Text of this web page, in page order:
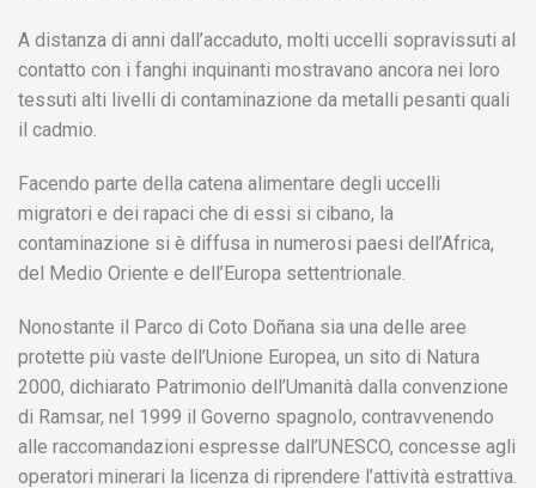
A distanza di anni dall’accaduto, molti uccelli sopravissuti al
contatto con i fanghi inquinanti mostravano ancora nei loro
tessuti alti livelli di contaminazione da metalli pesanti quali
il cadmio.
Facendo parte della catena alimentare degli uccelli
migratori e dei rapaci che di essi si cibano, la
contaminazione si è diffusa in numerosi paesi dell’Africa,
del Medio Oriente e dell’Europa settentrionale.
Nonostante il Parco di Coto Doñana sia una delle aree
protette più vaste dell’Unione Europea, un sito di Natura
2000, dichiarato Patrimonio dell’Umanità dalla convenzione
di Ramsar, nel 1999 il Governo spagnolo, contravvenendo
alle raccomandazioni espresse dall’UNESCO, concesse agli
operatori minerari la licenza di riprendere l’attività estrattiva.